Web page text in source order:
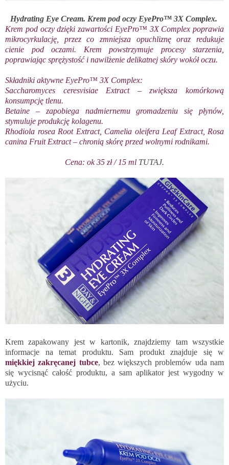
Hydrating Eye Cream. Krem pod oczy EyePro™ 3X Complex.
Krem pod oczy dzięki zawartości EyePro™ 3X Complex poprawia
mikrocyrkulację, przez co zmniejsza opuchliznę oraz redukuje
cienie pod oczami. Krem powstrzymuje procesy starzenia,
poprawiając sprężystość i nawilżenie delikatnej skóry wokół oczu.
Składniki aktywne EyePro™ 3X Complex:
Saccharomyces ceresvisiae Extract – zwiększa komórkową
konsumpcję tlenu.
Betaine – zapobiega nadmiernemu gromadzeniu się płynów,
stymuluje produkcję kolagenu.
Rhodiola rosea Root Extract, Camelia oleifera Leaf Extract, Rosa
canina Fruit Extract – chronią skórę przed wolnymi rodnikami.
Cena: ok 35 zł / 15 ml TUTAJ.
Krem zapakowany jest w kartonik, znajdziemy tam wszystkie
informacje na temat produktu. Sam produkt znajduje się w
miękkiej zakręcanej tubce, bez większych problemów uda nam
się wycisnąć całość produktu, a sam aplikator jest wygodny w
użyciu.